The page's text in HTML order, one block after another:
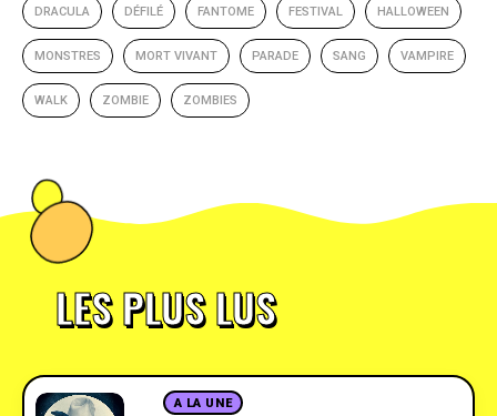
DRACULA DÉFILÉ FANTOME FESTIVAL HALLOWEEN
MONSTRES MORT VIVANT PARADE SANG VAMPIRE
WALK ZOMBIE ZOMBIES
LES PLUS LUS
A LA UNE